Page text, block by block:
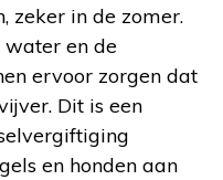
zeker in de zomer.
en de
ervoor zorgen dat
Dit is een
en honden aan